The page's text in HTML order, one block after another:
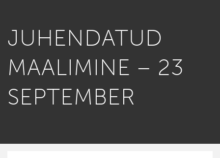
JUHENDATUD
MAALIMINE – 23
SEPTEMBER